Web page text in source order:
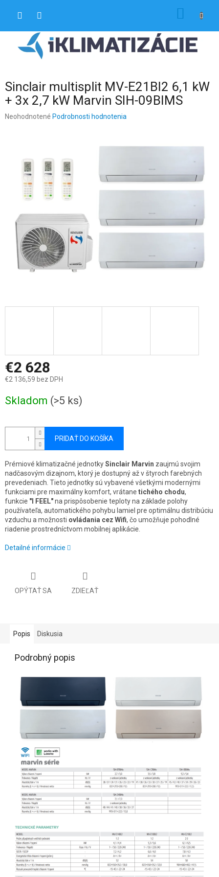
Sinclair multisplit MV-E21BI2 6,1 kW
+ 3x 2,7 kW Marvin SIH-09BIMS
Priemerné
hviezdičiek.
Neohodnotené Podrobnosti hodnotenia
€2 628
€2 136,59 bez DPH
cena:
Skladom (>5 ks)
PRIDAŤ DO KOŠÍKA
Prémiové klimatizačné jednotkySinclair Marvin zaujmú svojim
nadčasovým dizajnom, ktorý je dostupný až v štyroch farebných
prevedeniach. Tieto jednotky sú vybavené všetkými modernými
funkciami pre maximálny komfort, vrátane tichého chodu,
funkcie "I FEEL"na prispôsobenie teploty na základe polohy
používateľa, automatického pohybu lamiel pre optimálnu distribúciu
vzduchu a možnosti ovládania cez Wifi, čo umožňuje pohodlné
riadenie prostredníctvom mobilnej aplikácie.
Detailné informácie
OPÝTAŤ SA ZDIEĽAŤ
Popis Diskusia
Podrobný popis